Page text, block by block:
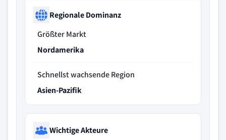
Regionale Dominanz
Größter Markt
Nordamerika
Schnellst wachsende Region
Asien-Pazifik
Wichtige Akteure